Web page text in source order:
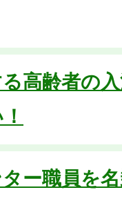
高齢者の
ー職員を